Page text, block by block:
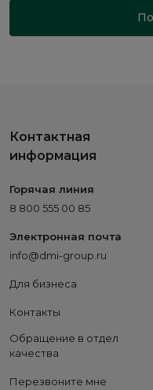
Контактная
информация
Горячая линия
8 800 555 00 85
Электронная почта
info@dmi-group.ru
Для бизнеса
Контакты
Обращение в отдел
качества
Перезвоните мне